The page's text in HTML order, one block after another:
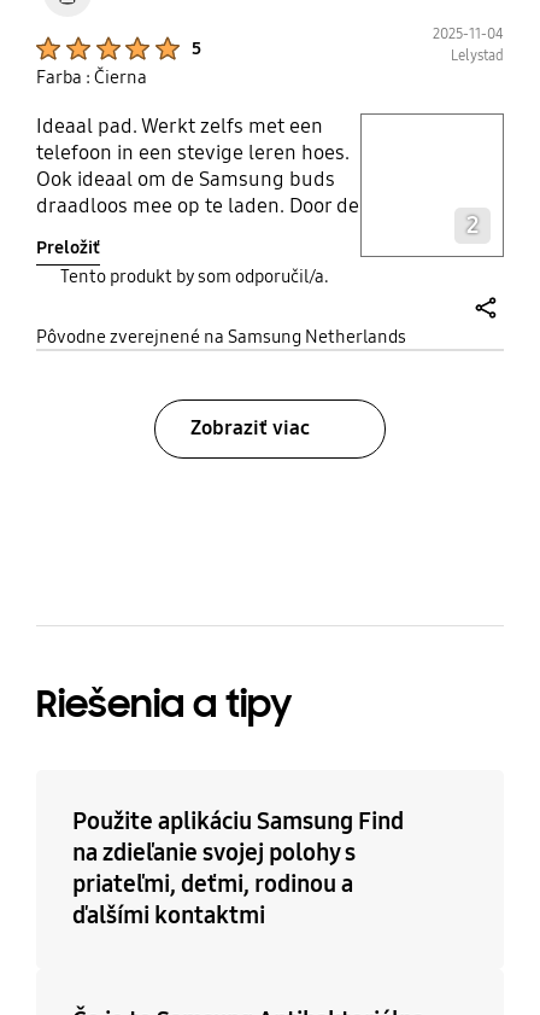
5
2025-11-04
Lelystad
Farba : Čierna
Ideaal pad. Werkt zelfs met een
telefoon in een stevige leren hoes.
Ook ideaal om de Samsung buds
draadloos mee op te laden. Door de
afgevoerd worden.
Preložiť
2
Tento produkt by som odporučil/a.
Pôvodne zverejnené na Samsung Netherlands
Zobraziť viac
Riešenia a tipy
Použite aplikáciu Samsung Find
na zdieľanie svojej polohy s
priateľmi, deťmi, rodinou a
ďalšími kontaktmi